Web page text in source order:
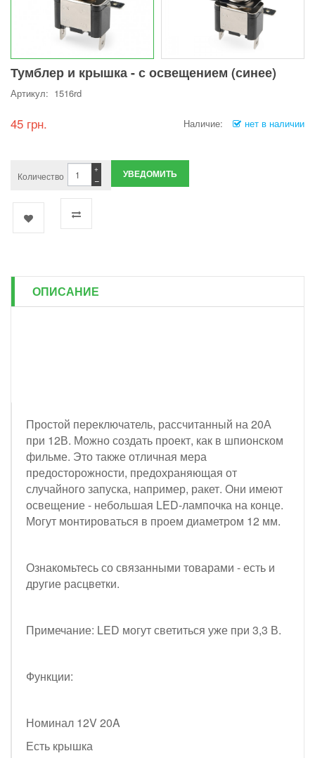
Тумблер и крышка - с освещением (синее)
Артикул: 1516rd
45 грн. Наличие: нет в наличии
Количество −
+ УВЕДОМИТЬ
ОПИСАНИЕ
Простой переключатель, рассчитанный на 20А
при 12В. Можно создать проект, как в шпионском
фильме. Это также отличная мера
предосторожности, предохраняющая от
случайного запуска, например, ракет. Они имеют
освещение - небольшая LED-лампочка на конце.
Могут монтироваться в проем диаметром 12 мм.
Ознакомьтесь со связанными товарами - есть и
другие расцветки.
Примечание: LED могут светиться уже при 3,3 В.
Функции:
Номинал 12V 20A
Есть крышка